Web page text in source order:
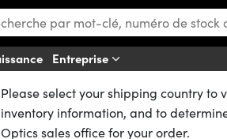
Entreprise
Lentilles Plan-Convexes (PCX)
(PCX) Non Traitées
Please select your shipping country to
inventory information, and to
Optics sales office for your order.